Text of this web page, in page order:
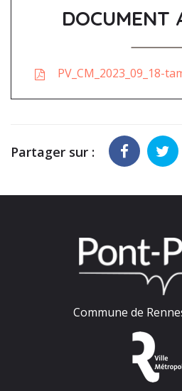
DOCUMENT
PV_CM_2023_09_18-
Partager sur :
Commune de